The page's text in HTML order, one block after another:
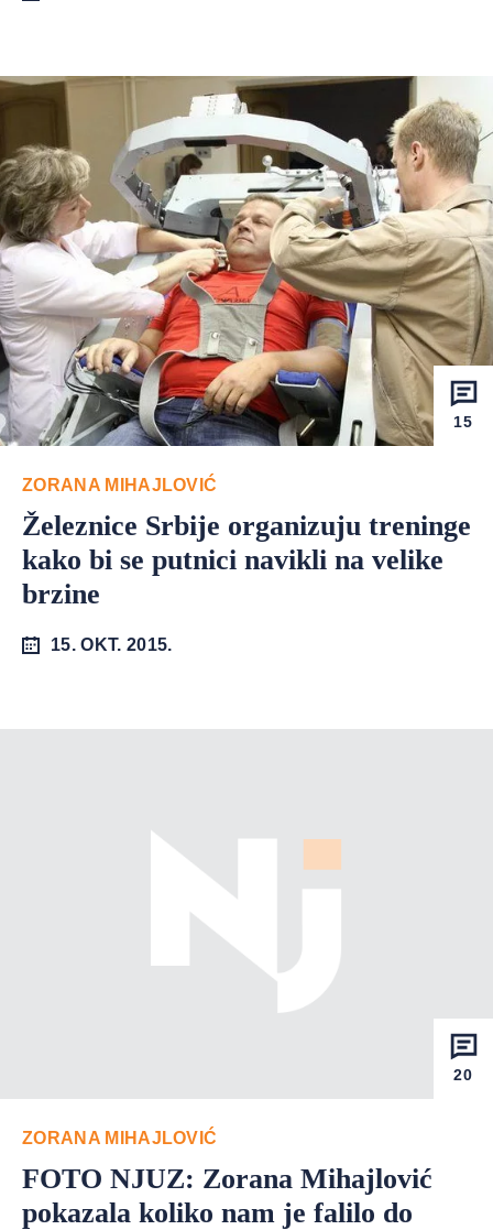
15
ZORANA MIHAJLOVIĆ
Železnice Srbije organizuju treninge
kako bi se putnici navikli na velike
brzine
15. OKT. 2015.
20
ZORANA MIHAJLOVIĆ
FOTO NJUZ: Zorana Mihajlović
pokazala koliko nam je falilo do